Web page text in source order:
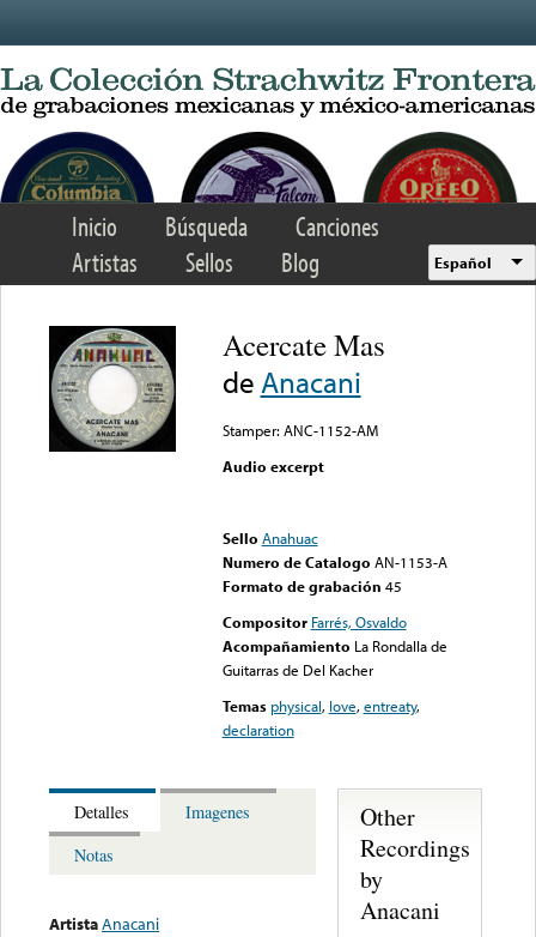
Inicio Búsqueda
Canciones
Artistas
Sellos Blog Español
Acercate Mas
de Anacani
Stamper: ANC-1152-AM
Audio excerpt
Sello Anahuac
Numero de Catalogo AN-1153-A
Formato de grabación 45
Compositor Farrés, Osvaldo
Acompañamiento La Rondalla de
Guitarras de Del Kacher
Temas physical, love,entreaty,
declaration
Detalles
Imagenes
Notas
ArtistaAnacani
Other
Recordings
by
Anacani